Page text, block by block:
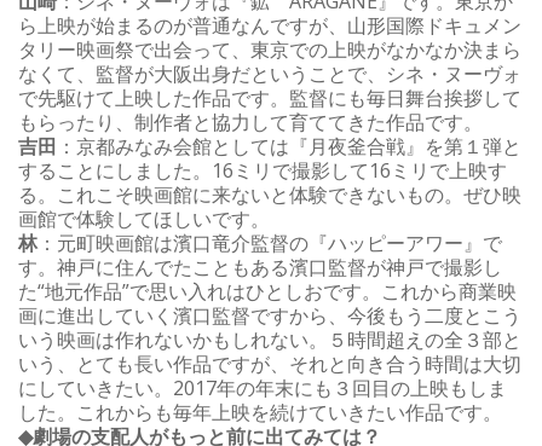
ら上映が始まるのが普通なんですが、山形国際ドキュメン
タリー映画祭で出会って、東京での上映がなかなか決まら
なくて、監督が大阪出身だということで、シネ・ヌーヴォ
で先駆けて上映した作品です。監督にも毎日舞台挨拶して
もらったり、制作者と協力して育ててきた作品です。
吉田 ：京都みなみ会館としては『月夜釜合戦』を第１弾と
することにしました。16ミリで撮影して16ミリで上映す
る。これこそ映画館に来ないと体験できないもの。ぜひ映
画館で体験してほしいです。
林：元町映画館は濱口竜介監督の『ハッピーアワー』で
す。神戸に住んでたこともある濱口監督が神戸で撮影し
た“地元作品”で思い入れはひとしおです。これから商業映
画に進出していく濱口監督ですから、今後もう二度とこう
いう映画は作れないかもしれない。５時間超えの全３部と
いう、とても長い作品ですが、それと向き合う時間は大切
にしていきたい。2017年の年末にも３回目の上映もしま
した。これからも毎年上映を続けていきたい作品です。
◆劇場の支配人がもっと前に出てみては？